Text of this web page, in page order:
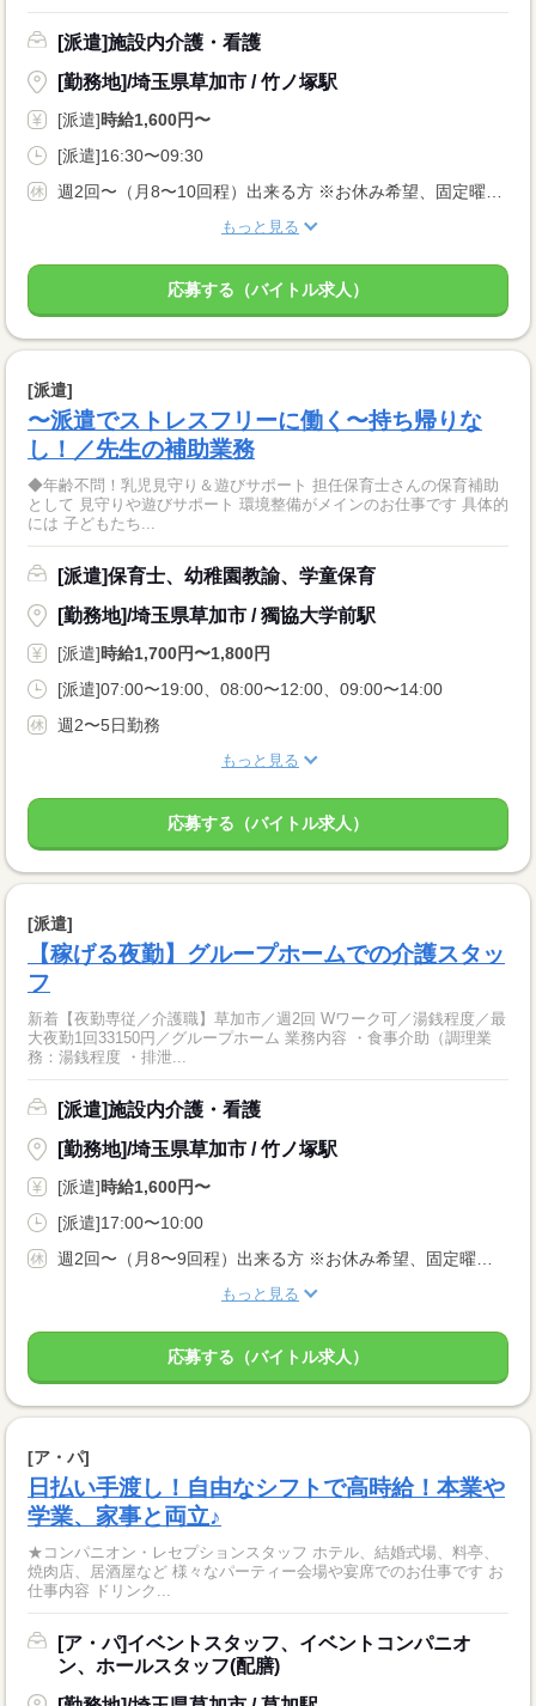
[派遣]施設内介護・看護
[勤務地]/埼玉県草加市 / 竹ノ塚駅
[派遣]時給1,600円〜
[派遣]16:30〜09:30
もっと見る
応募する（バイトル求人）
[派遣]
〜派遣でストレスフリーに働く〜持ち帰りな
し！／先生の補助業務
◆年齢不問！乳児見守り＆遊びサポート 担任保育士さんの保育補助
として 見守りや遊びサポート 環境整備がメインのお仕事です 具体的
には 子どもたち...
[派遣]保育士、幼稚園教諭、学童保育
[勤務地]/埼玉県草加市 / 獨協大学前駅
[派遣]時給1,700円〜1,800円
[派遣]07:00〜19:00、08:00〜12:00、09:00〜14:00
週2〜5日勤務
もっと見る
応募する（バイトル求人）
[派遣]
【稼げる夜勤】グループホームでの介護スタッ
フ
新着【夜勤専従／介護職】草加市／週2回 Wワーク可／湯銭程度／最
大夜勤1回33150円／グループホーム 業務内容 ・食事介助（調理業
務：湯銭程度 ・排泄...
[派遣]施設内介護・看護
[勤務地]/埼玉県草加市 / 竹ノ塚駅
[派遣]時給1,600円〜
[派遣]17:00〜10:00
もっと見る
応募する（バイトル求人）
[ア・パ]
日払い手渡し！自由なシフトで高時給！本業や
学業、家事と両立♪
★コンパニオン・レセプションスタッフ ホテル、結婚式場、料亭、
焼肉店、居酒屋など 様々なパーティー会場や宴席でのお仕事です お
仕事内容 ドリンク...
[ア・パ]イベントスタッフ、イベントコンパニオ
ン、ホールスタッフ(配膳)